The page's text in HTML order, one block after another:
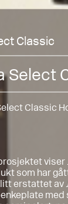
Classic
Select
Classic
viser
som har
erstattet av
med